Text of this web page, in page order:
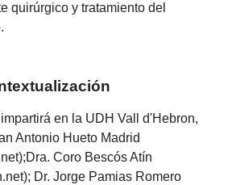
quirúrgico y tratamiento del
en la UDH Vall d'Hebron,
Antonio Hueto Madrid
Dra. Coro Bescós Atín
Dr. Jorge Pamias Romero